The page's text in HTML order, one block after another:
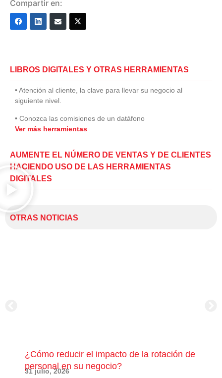
Compartir en:
LIBROS DIGITALES Y OTRAS HERRAMIENTAS
• Atención al cliente, la clave para llevar su negocio al
siguiente nivel.
• Conozca las comisiones de un datáfono
Ver más herramientas
AUMENTE EL NÚMERO DE VENTAS Y DE CLIENTES
HACIENDO USO DE LAS HERRAMIENTAS
DIGITALES
OTRAS NOTICIAS
¿Cómo reducir el impacto de la rotación de
personal en su negocio?
31 julio, 2026